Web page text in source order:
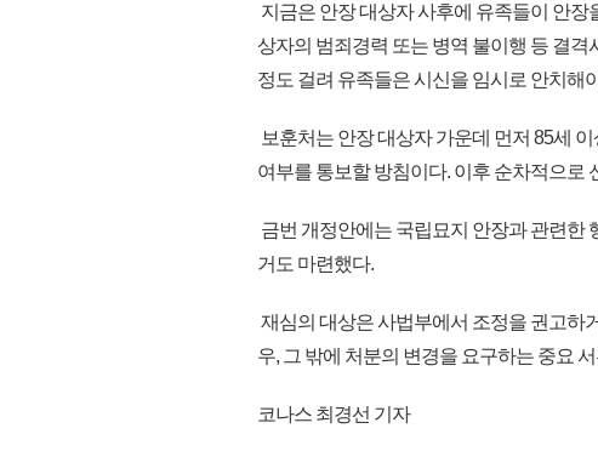
지금은 안장 대상자 사후에 유족들이 안
상자의 범죄경력 또는 병역 불이행 등 결
정도 걸려 유족들은 시신을 임시로 안치해
보훈처는 안장 대상자 가운데 먼저 85세
여부를 통보할 방침이다. 이후 순차적으로
금번 개정안에는 국립묘지 안장과 관련한
거도 마련했다.
재심의 대상은 사법부에서 조정을 권고하
우, 그 밖에 처분의 변경을 요구하는 중요
코나스 최경선 기자